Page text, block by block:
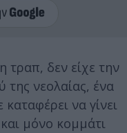
τραπ, δεν είχε την
νεολαίας, ένα
να γίνει
μόνο κομμάτι